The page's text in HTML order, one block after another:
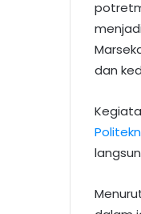
dan